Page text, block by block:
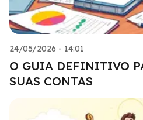
24/05/2026 - 14:01
O GUIA DEFINITIVO
SUAS CONTAS